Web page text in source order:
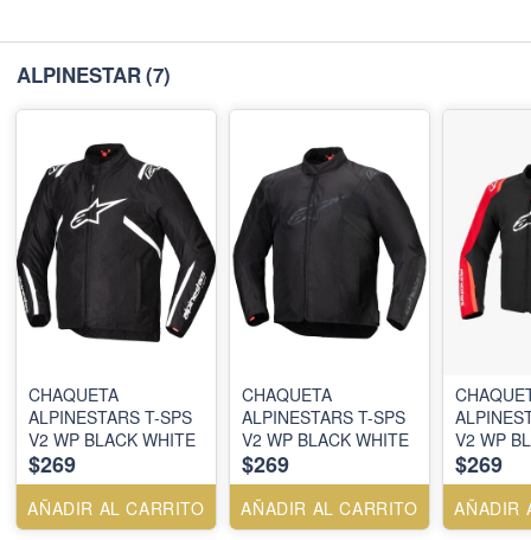
ALPINESTAR(7)
CHAQUETA
ALPINESTARS T-SPS
V2 WP BLACK WHITE
$269
AÑADIR AL CARRITO
CHAQUETA
ALPINESTARS T-SPS
V2 WP BLACK WHITE
$269
AÑADIR AL CARRITO
V2 WP
FLUO
$269
AÑADIR